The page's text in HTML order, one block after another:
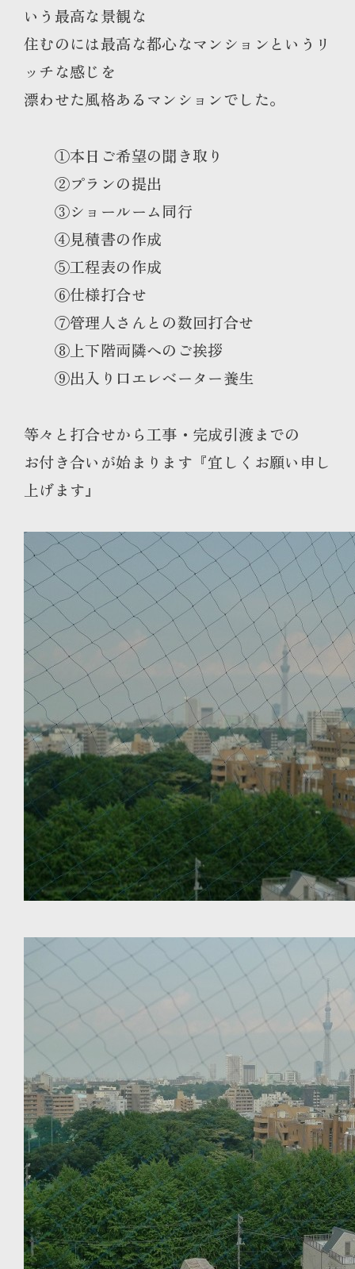
いう最高な景観な
住むのには最高な都心なマンションというリ
ッチな感じを
漂わせた風格あるマンションでした。
①本日ご希望の聞き取り
②プランの提出
③ショールーム同行
④見積書の作成
⑤工程表の作成
⑥仕様打合せ
⑦管理人さんとの数回打合せ
⑧上下階両隣へのご挨拶
⑨出入り口エレベーター養生
等々と打合せから工事・完成引渡までの
お付き合いが始まります『宜しくお願い申し
上げます』